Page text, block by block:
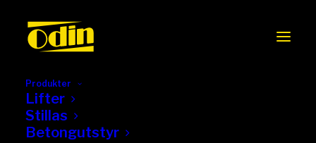
Produkter
Lifter
Stillas
Betongutstyr